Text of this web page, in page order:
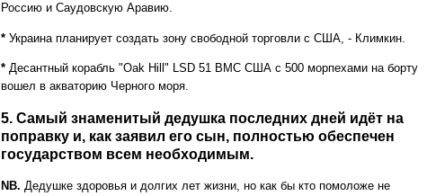
Россию и Саудовскую Аравию.
* Украина планирует создать зону свободной торговли с США, - Климкин.
* Десантный корабль "Oak Hill" LSD 51 ВМС США с 500 морпехами на борту
вошел в акваторию Черного моря.
5. Самый знаменитый дедушка последних дней идёт на
поправку и, как заявил его сын, полностью обеспечен
государством всем необходимым.
NB. Дедушке здоровья и долгих лет жизни, но как бы кто помоложе не